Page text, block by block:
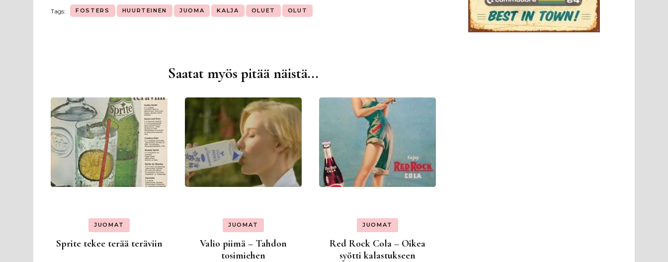
Tags: FOSTERS HUURTEINEN JUOMA KALJA OLUET OLUT
Saatat myös pitää näistä...
JUOMAT
Sprite tekee terää teräviin
JUOMAT
Valio piimä – Tahdon
tosimiehen
JUOMAT
Red Rock Cola – Oikea
syötti kalastukseen